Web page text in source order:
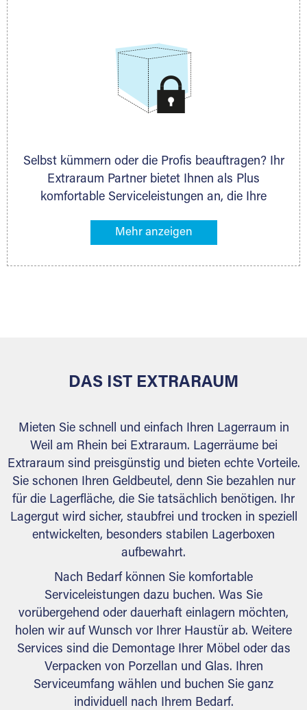
Selbst kümmern oder die Profis beauftragen? Ihr
Extraraum Partner bietet Ihnen als Plus
komfortable Serviceleistungen an, die Ihre
gehören z. B. Verpackungsservice, Lieferung von
Ihr Lagergut wird bei Ihrem Extraraum Partner
DAS IST EXTRARAUM
Mieten Sie schnell und einfach Ihren Lagerraum in
Weil am Rhein bei Extraraum. Lagerräume bei
Extraraum sind preisgünstig und bieten echte Vorteile.
Sie schonen Ihren Geldbeutel, denn Sie bezahlen nur
für die Lagerfläche, die Sie tatsächlich benötigen. Ihr
Lagergut wird sicher, staubfrei und trocken in speziell
entwickelten, besonders stabilen Lagerboxen
aufbewahrt.
Nach Bedarf können Sie komfortable
Serviceleistungen dazu buchen. Was Sie
vorübergehend oder dauerhaft einlagern möchten,
holen wir auf Wunsch vor Ihrer Haustür ab. Weitere
Services sind die Demontage Ihrer Möbel oder das
Verpacken von Porzellan und Glas. Ihren
Serviceumfang wählen und buchen Sie ganz
individuell nach Ihrem Bedarf.